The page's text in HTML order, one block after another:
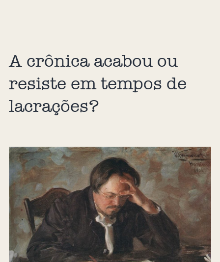
A crônica acabou ou
resiste em tempos de
lacrações?